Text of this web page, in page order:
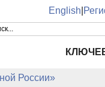
English
России»